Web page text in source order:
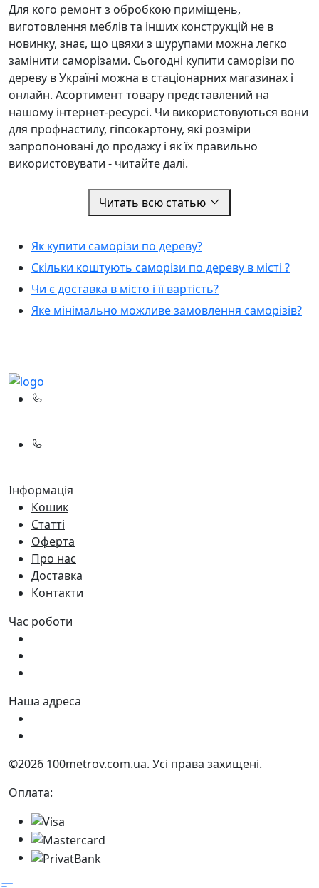
Для кого ремонт з обробкою приміщень,
виготовлення меблів та інших конструкцій не в
новинку, знає, що цвяхи з шурупами можна легко
замінити саморізами. Сьогодні купити саморізи по
дереву в Україні можна в стаціонарних магазинах і
онлайн. Асортимент товару представлений на
нашому інтернет-ресурсі. Чи використовуються вони
для профнастилу, гіпсокартону, які розміри
запропоновані до продажу і як їх правильно
використовувати - читайте далі.
Читать всю статью
Як купити саморізи по дереву?
Скільки коштують саморізи по дереву в місті ?
Чи є доставка в місто і її вартість?
Яке мінімально можливе замовлення саморізів?
Інформація
Кошик
Статті
Оферта
Про нас
Доставка
Контакти
Час роботи
Наша адреса
©2026 100metrov.com.ua. Усі права захищені.
Оплата: